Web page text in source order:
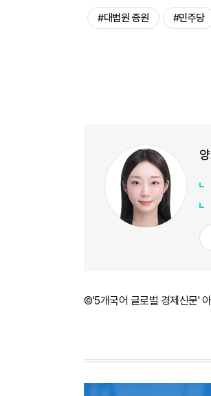
#대법원 증원 #민주당
©'5개국어 글로벌 경제신문'